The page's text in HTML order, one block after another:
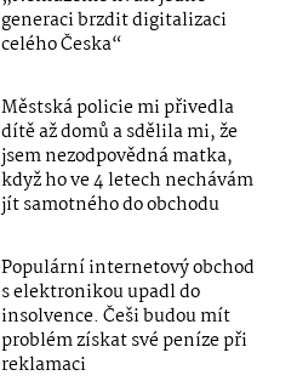
generaci brzdit digitalizaci
celého Česka“
Městská policie mi přivedla
dítě až domů a sdělila mi, že
jsem nezodpovědná matka,
když ho ve 4 letech nechávám
jít samotného do obchodu
Populární internetový obchod
s elektronikou upadl do
insolvence. Češi budou mít
problém získat své peníze při
reklamaci